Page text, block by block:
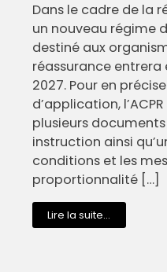
Dans le cadre de la
un nouveau régime
destiné aux
réassurance entrera
2027. Pour en
d’application,
plusieurs
instruction ainsi
conditions et les
proportionnalité […]
Lire la suite...